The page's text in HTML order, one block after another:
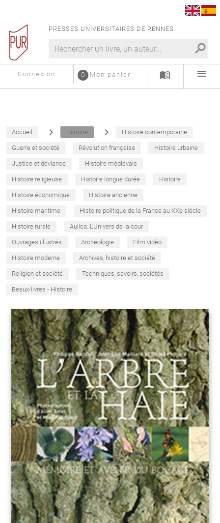
PRESSES UNIVERSITAIRES DE RENNES
search
Connexion Mon panier
0 menu_book menu
Accueil navigate_next Histoire navigate_next Histoire contemporaine
Guerre et société Révolution française Histoire urbaine
Justice et déviance Histoire médiévale
Histoire religieuse Histoire longue durée Histoire
Histoire économique Histoire ancienne
Histoire maritime Histoire politique de la France au XXe siècle
Histoire rurale Aulica. L'Univers de la cour
Ouvrages illustrés Archéologie Film vidéo
Histoire moderne Archives, histoire et société
Religion et société Techniques, savoirs, sociétés
Beaux-livres - Histoire